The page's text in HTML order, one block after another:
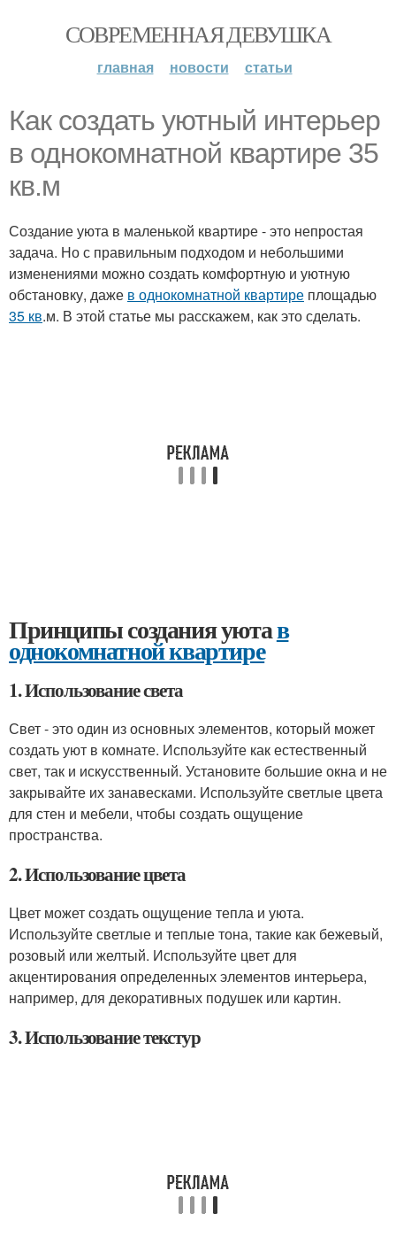
СОВРЕМЕННАЯ ДЕВУШКА
главная новости статьи
Как создать уютный интерьер
в однокомнатной квартире 35
кв.м
Создание уюта в маленькой квартире - это непростая
задача. Но с правильным подходом и небольшими
изменениями можно создать комфортную и уютную
обстановку, даже в однокомнатной квартире площадью
35 кв.м. В этой статье мы расскажем, как это сделать.
Принципы создания уютав
однокомнатной квартире
1. Использование света
Свет - это один из основных элементов, который может
создать уют в комнате. Используйте как естественный
свет, так и искусственный. Установите большие окна и не
закрывайте их занавесками. Используйте светлые цвета
для стен и мебели, чтобы создать ощущение
пространства.
2. Использование цвета
Цвет может создать ощущение тепла и уюта.
Используйте светлые и теплые тона, такие как бежевый,
розовый или желтый. Используйте цвет для
акцентирования определенных элементов интерьера,
например, для декоративных подушек или картин.
3. Использование текстур